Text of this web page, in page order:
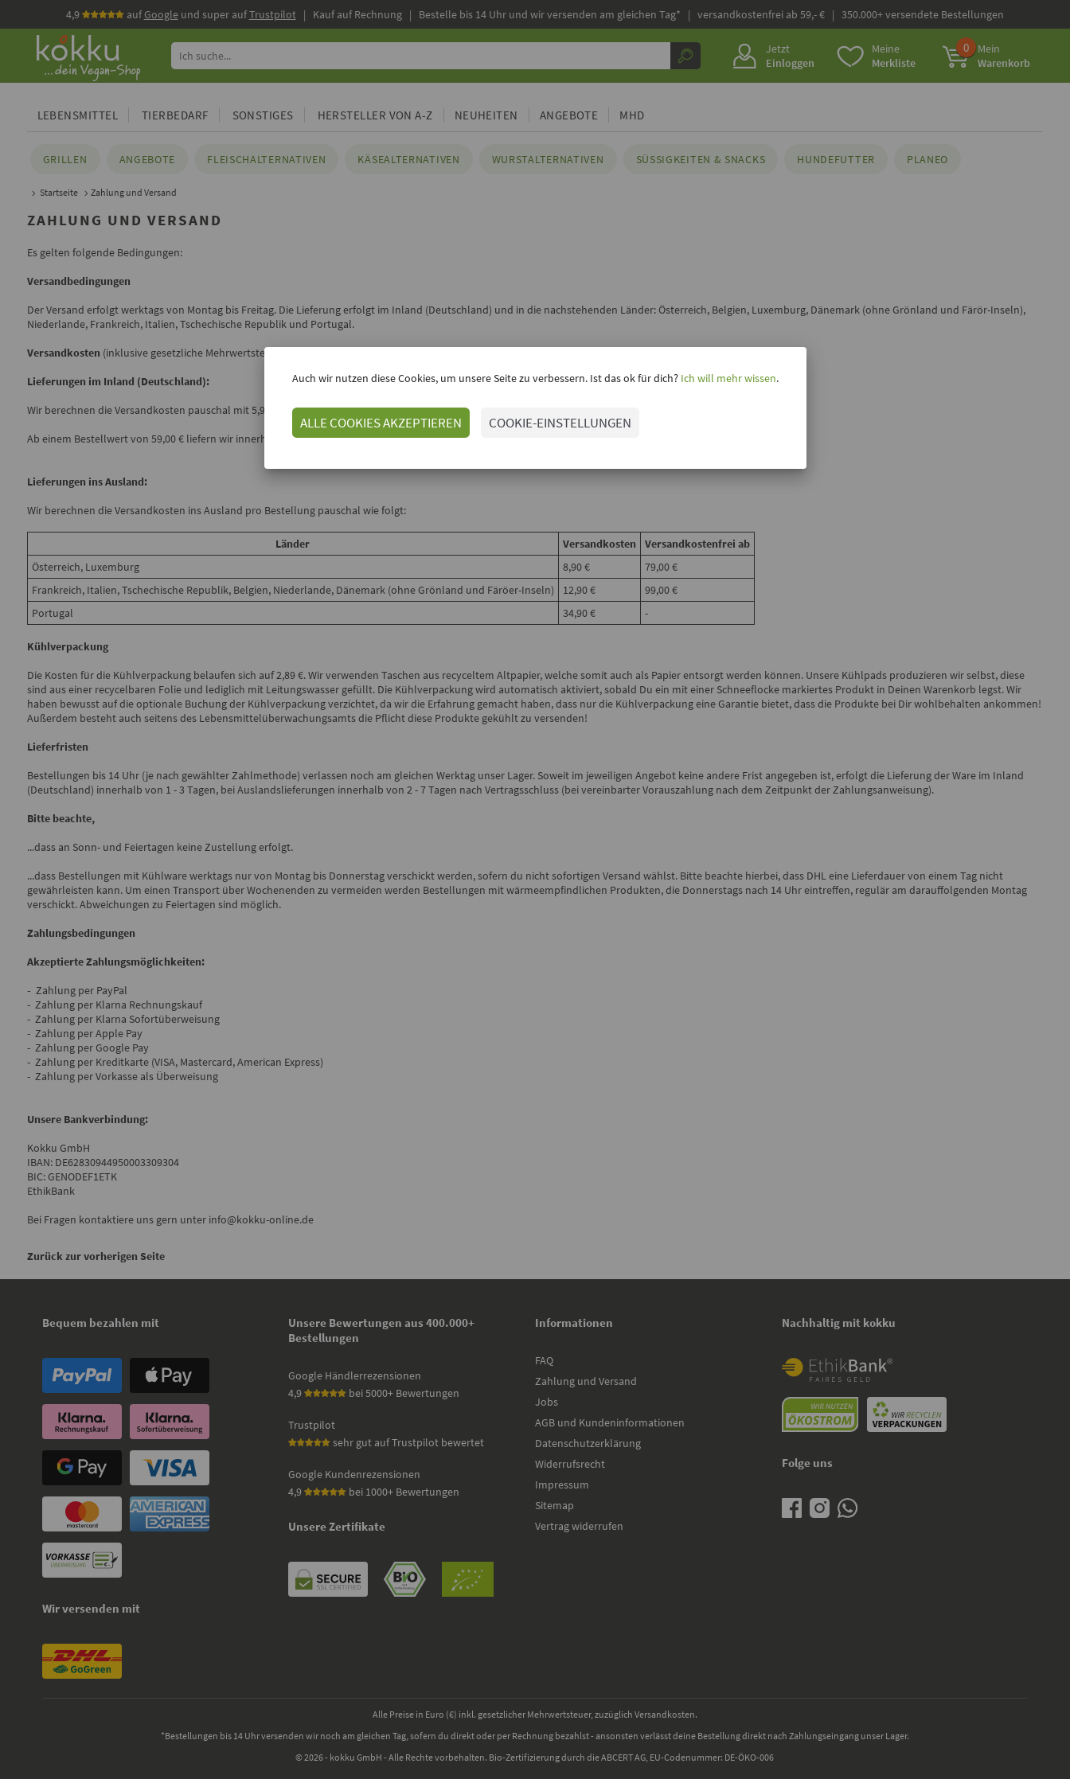
4,9 aufGoogleund super aufTrustpilot| Kauf auf Rechnung | Bestelle bis 14 Uhr und wir versenden am gleichen Tag* | versandkostenfrei ab 59,- € | 350.000+ versendete Bestellungen
Jetzt
Einloggen
Meine
Merkliste
0
Mein
Warenkorb
LEBENSMITTEL TIERBEDARF SONSTIGES HERSTELLER VON A-Z NEUHEITEN ANGEBOTE MHD
GRILLEN ANGEBOTE FLEISCHALTERNATIVEN KÄSEALTERNATIVEN WURSTALTERNATIVEN SÜSSIGKEITEN & SNACKS HUNDEFUTTER PLANEO
Startseite Zahlung und Versand
ZAHLUNG UND VERSAND
Es gelten folgende Bedingungen:
Versandbedingungen
Der Versand erfolgt werktags von Montag bis Freitag. Die Lieferung erfolgt im Inland (Deutschland) und in die nachstehenden Länder:Österreich, Belgien, Luxemburg, Dänemark (ohne Grönland und Färör-Inseln),
Niederlande, Frankreich, Italien, Tschechische Republik und Portugal.
Versandkosten (inklusive gesetzliche Mehrwertsteuer)
Lieferungen im Inland (Deutschland):
Wir berechnen die Versandkosten pauschal mit 5,90 € pro Bestellung für Lieferungen innerhalb von Deutschland.
Ab einem Bestellwert von 59,00 € liefern wir innerhalb von Deutschland versandkostenfrei.
Lieferungen ins Ausland:
Wir berechnen die Versandkosten ins Ausland pro Bestellung pauschal wie folgt:
Länder Versandkosten
Versandkostenfrei ab
Österreich, Luxemburg
8,90 €
79,00 €
Frankreich, Italien, Tschechische Republik, Belgien, Niederlande, Dänemark (ohne Grönland und Färöer-Inseln)
12,90 €
99,00 €
Portugal
34,90 € -
Kühlverpackung
Die Kosten für die Kühlverpackung belaufen sich auf 2,89 €. Wir verwenden Taschen aus recyceltem Altpapier, welche somit auch als Papier entsorgt werden können. Unsere Kühlpads produzieren wir selbst, diese
sind aus einer recycelbaren Folie und lediglich mit Leitungswasser gefüllt. Die Kühlverpackung wird automatisch aktiviert, sobald Du ein mit einer Schneeflocke markiertes Produkt in Deinen Warenkorb legst. Wir
haben bewusst auf die optionale Buchung der Kühlverpackung verzichtet, da wir die Erfahrung gemacht haben, dass nur die Kühlverpackung eine Garantie bietet, dass die Produkte bei Dir wohlbehalten ankommen!
Außerdem besteht auch seitens des Lebensmittelüberwachungsamts die Pflicht diese Produkte gekühlt zu versenden!
Lieferfristen
Bestellungen bis 14 Uhr (je nach gewählter Zahlmethode) verlassen noch am gleichen Werktag unser Lager. Soweit im jeweiligen Angebot keine andere Frist angegeben ist, erfolgt die Lieferung der Ware im Inland
(Deutschland) innerhalb von 1 - 3 Tagen, bei Auslandslieferungen innerhalb von 2 - 7 Tagen nach Vertragsschluss (bei vereinbarter Vorauszahlung nach dem Zeitpunkt der Zahlungsanweisung).
Bitte beachte,
...dass an Sonn- und Feiertagen keine Zustellung erfolgt.
...dass Bestellungen mit Kühlware werktags nur von Montag bis Donnerstag verschickt werden, sofern du nicht sofortigen Versand wählst. Bitte beachte hierbei, dass DHLeine Lieferdauer von einem Tag nicht
gewährleisten kann. Um einen Transport über Wochenenden zu vermeiden werden Bestellungen mit wärmeempfindlichen Produkten, die Donnerstags nach 14 Uhr eintreffen, regulär am darauffolgenden Montag
verschickt. Abweichungen zu Feiertagen sind möglich.
Zahlungsbedingungen
Akzeptierte Zahlungsmöglichkeiten:
- Zahlung per PayPal
- Zahlung per Klarna Rechnungskauf
- Zahlung per Klarna Sofortüberweisung
- Zahlung per Apple Pay
- Zahlung per Google Pay
- Zahlung per Kreditkarte (VISA, Mastercard, American Express)
- Zahlung per Vorkasse als Überweisung
Unsere Bankverbindung:
Kokku GmbH
IBAN: DE62830944950003309304
BIC: GENODEF1ETK
EthikBank
Bei Fragen kontaktiere uns gern unter info@kokku-online.de
Zurück zur vorherigen Seite
Bequem bezahlen mit
Wir versenden mit
Unsere Bewertungen aus 400.000+
Bestellungen
Google Händlerrezensionen
4,9
bei 5000+ Bewertungen
Trustpilot
sehr gut auf Trustpilot bewertet
Google Kundenrezensionen
4,9
bei 1000+ Bewertungen
Unsere Zertifikate
Informationen
FAQ
Zahlung und Versand
Jobs
AGB und Kundeninformationen
Datenschutzerklärung
Widerrufsrecht
Impressum
Sitemap
Vertrag widerrufen
Nachhaltig mit kokku
Folge uns
Alle Preise in Euro (€) inkl. gesetzlicher Mehrwertsteuer, zuzüglich Versandkosten.
*Bestellungen bis 14 Uhr versenden wir noch am gleichen Tag, sofern du direkt oder per Rechnung bezahlst - ansonsten verlässt deine Bestellung direkt nach Zahlungseingang unser Lager.
© 2026 - kokku GmbH - Alle Rechte vorbehalten. Bio-Zertifizierung durch die ABCERT AG, EU-Codenummer: DE-ÖKO-006
Auch wir nutzen diese Cookies, um unsere Seite zu verbessern. Ist das ok für dich?Ich will mehr wissen.
ALLE COOKIES AKZEPTIEREN COOKIE-EINSTELLUNGEN